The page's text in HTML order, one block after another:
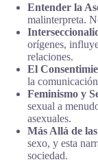
Entender la
malinterpreta.
orígenes,
relaciones.
El
la
Feminismo y
sexual a
asexuales.
Más Allá de
sexo, y esta
sociedad.